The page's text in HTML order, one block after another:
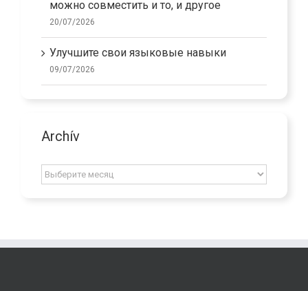
можно совместить и то, и другое
20/07/2026
Улучшите свои языковые навыки
09/07/2026
Archív
Archív